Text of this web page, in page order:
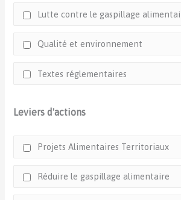
Lutte contre le gaspillage
Qualité et environnement
Textes réglementaires
Leviers d'actions
Projets Alimentaires Territoriaux
Réduire le gaspillage alimentaire